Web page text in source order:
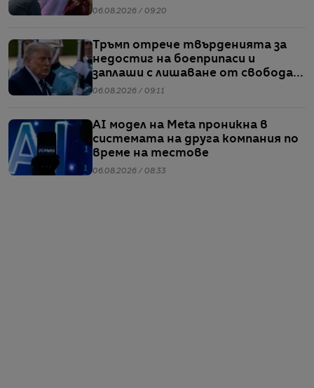
06.08.2026 / 09:20
Тръмп отрече твърденията за
недостиг на боеприпаси и
заплаши с лишаване от свобода
хората, които разпространяват
06.08.2026 / 09:11
AI модел на Meta проникна в
системата на друга компания по
време на тестове
06.08.2026 / 08:33